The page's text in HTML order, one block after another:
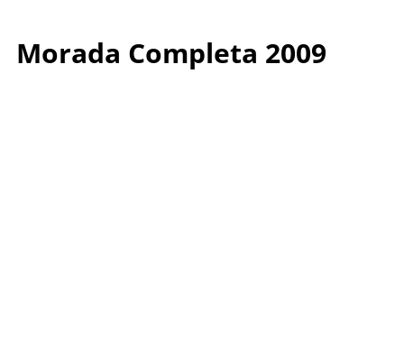
Morada Completa 2009